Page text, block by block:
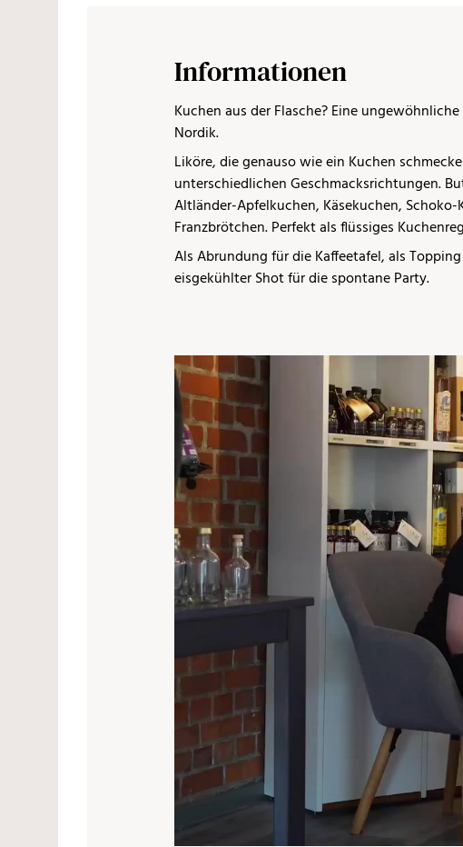
Informationen
Kuchen aus der Flasche? Eine
Nordik.
Liköre, die genauso wie ein Kuchen
unterschiedlichen Geschmacksrichtungen.
Altländer-Apfelkuchen, Käsekuchen,
Franzbrötchen. Perfekt als flüssiges
Als Abrundung für die Kaffeetafel, als
eisgekühlter Shot für die spontane Party.